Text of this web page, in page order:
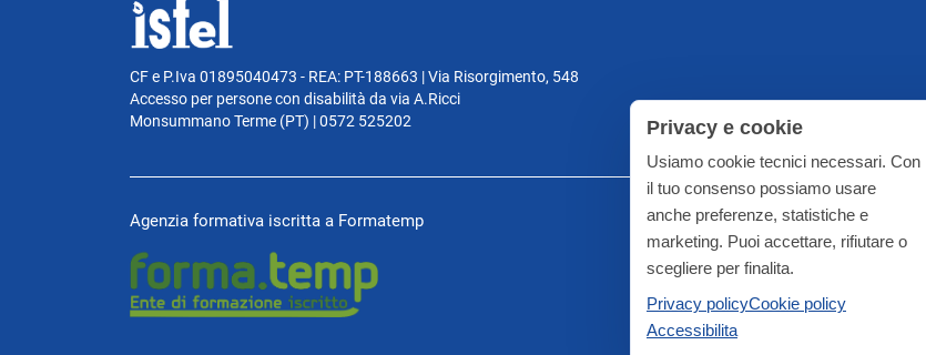
CF e P.Iva 01895040473 - REA: PT-188663 | Via Risorgimento, 548
Accesso per persone con disabilità da via A.Ricci
Monsummano Terme (PT) | 0572 525202
Agenzia formativa iscritta a Formatemp
Privacy e cookie
Usiamo cookie tecnici necessari. Con
il tuo consenso possiamo usare
anche preferenze, statistiche e
marketing. Puoi accettare, rifiutare o
scegliere per finalita.
Privacy policyCookie policy
Accessibilita